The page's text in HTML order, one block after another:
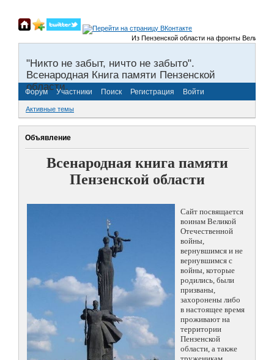
Из Пензенской области на фронты Великой
"Никто не забыт, ничто не забыто".
Всенародная Книга памяти Пензенской
области.
Форум Участники Поиск Регистрация Войти
Активные темы
Объявление
Всенародная книга памяти
Пензенской области
Сайт посвящается
воинам Великой
Отечественной
войны,
вернувшимся и не
вернувшимся с
войны, которые
родились, были
призваны,
захоронены либо
в настоящее время
проживают на
территории
Пензенской
области, а также